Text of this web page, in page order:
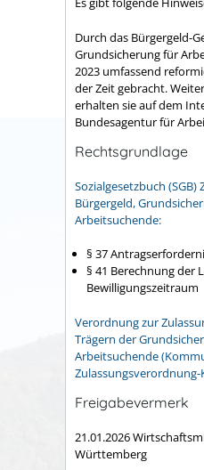
Durch das Bürgergeld-
Grundsicherung für
2023 umfassend
der Zeit gebracht.
erhalten sie auf dem
Bundesagentur für
Rechtsgrundlage
Sozialgesetzbuch (SGB)
Bürgergeld,
Arbeitsuchende:
§ 37
§ 41 Berechnung der
Bewilligungszeitraum
Verordnung zur
Trägern der
Arbeitsuchende
Zulassungsverordnung-
Freigabevermerk
21.01.2026
Württemberg